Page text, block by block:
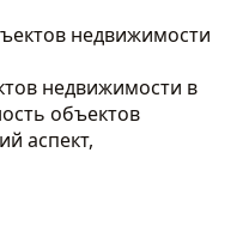
недвижимости
недвижимости в
объектов
аспект,